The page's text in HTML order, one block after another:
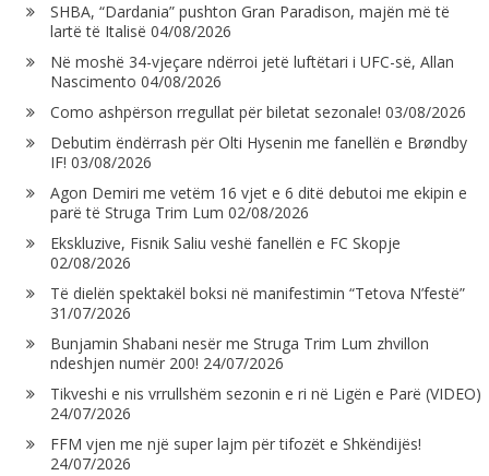
SHBA, “Dardania” pushton Gran Paradison, majën më të
lartë të Italisë 04/08/2026
Në moshë 34-vjeçare ndërroi jetë luftëtari i UFC-së, Allan
Nascimento 04/08/2026
Como ashpërson rregullat për biletat sezonale! 03/08/2026
Debutim ëndërrash për Olti Hysenin me fanellën e Brøndby
IF! 03/08/2026
Agon Demiri me vetëm 16 vjet e 6 ditë debutoi me ekipin e
parë të Struga Trim Lum 02/08/2026
Ekskluzive, Fisnik Saliu veshë fanellën e FC Skopje
02/08/2026
Të dielën spektakël boksi në manifestimin “Tetova N’festë”
31/07/2026
Bunjamin Shabani nesër me Struga Trim Lum zhvillon
ndeshjen numër 200! 24/07/2026
Tikveshi e nis vrrullshëm sezonin e ri në Ligën e Parë (VIDEO)
24/07/2026
FFM vjen me një super lajm për tifozët e Shkëndijës!
24/07/2026